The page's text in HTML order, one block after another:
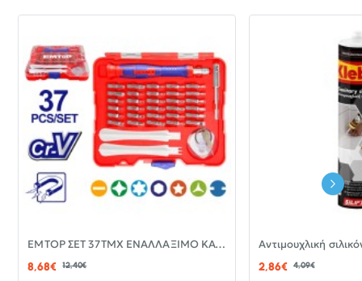
-30%EMTOP ΣΕΤ 37ΤΜΧ ΕΝΑΛΛΑΞΙΜΟ ΚΑΤΣΑΒΙΔΙ ΜΕ ΜΥΤΕΣ EBST03702
8,68€
12,40€ 2,86€ 4,09€